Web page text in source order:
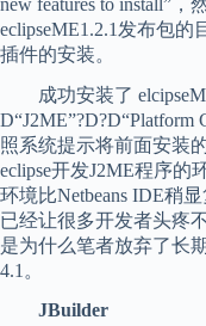
new features to install”，
eclipseME1.2.1发布包
插件的安装。
成功安装了 elcipseME
D“J2ME”?D?D“Platform
照系统提示将前面安装
eclipse开发J2ME程序的
环境比Netbeans IDE稍
已经让很多开发者头疼
是为什么笔者放弃了长
4.1。
JBuilder